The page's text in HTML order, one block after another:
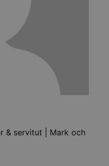
& servitut | Mark och